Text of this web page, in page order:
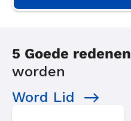
5 Goede redenen
worden
Word Lid